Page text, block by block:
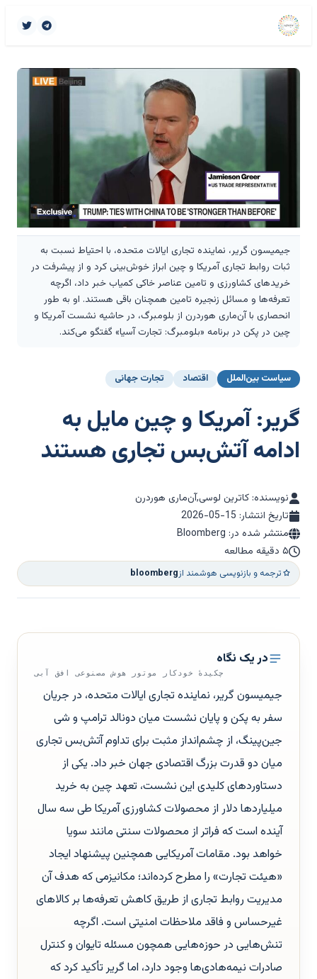
جیمیسون گریر، نماینده تجاری ایالات متحده، با احتیاط نسبت به
ثبات روابط تجاری آمریکا و چین ابراز خوش‌بینی کرد و از پیشرفت در
خریدهای کشاورزی و تامین عناصر خاکی کمیاب خبر داد، اگرچه
تعرفه‌ها و مسائل زنجیره تامین همچنان باقی هستند. او به طور
انحصاری با آن‌ماری هوردرن از بلومبرگ، در حاشیه نشست آمریکا و
چین در پکن در برنامه «بلومبرگ: تجارت آسیا» گفتگو می‌کند.
سیاست بین‌الملل اقتصاد تجارت جهانی
گریر: آمریکا و چین مایل به
ادامه آتش‌بس تجاری هستند
نویسنده: کاترین لوسی,آن‌ماری هوردرن
تاریخ انتشار: 2026-05-15
منتشر شده در: Bloomberg
۵ دقیقه مطالعه
ترجمه و بازنویسی هوشمند ازbloomberg
در یک نگاه
چکیدهٔ خودکار موتور هوش مصنوعی افق آبی
جیمیسون گریر، نماینده تجاری ایالات متحده، در جریان
سفر به پکن و پایان نشست میان دونالد ترامپ و شی
جین‌پینگ، از چشم‌انداز مثبت برای تداوم آتش‌بس تجاری
میان دو قدرت بزرگ اقتصادی جهان خبر داد. یکی از
دستاوردهای کلیدی این نشست، تعهد چین به خرید
میلیاردها دلار از محصولات کشاورزی آمریکا طی سه سال
آینده است که فراتر از محصولات سنتی مانند سویا
خواهد بود. مقامات آمریکایی همچنین پیشنهاد ایجاد
«هیئت تجارت» را مطرح کرده‌اند؛ مکانیزمی که هدف آن
مدیریت روابط تجاری از طریق کاهش تعرفه‌ها بر کالاهای
غیرحساس و فاقد ملاحظات امنیتی است. اگرچه
تنش‌هایی در حوزه‌هایی همچون مسئله تایوان و کنترل
صادرات نیمه‌هادی‌ها وجود دارد، اما گریر تأکید کرد که